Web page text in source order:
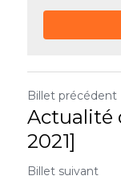
Billet précédent
Actualité
2021]
Billet suivant